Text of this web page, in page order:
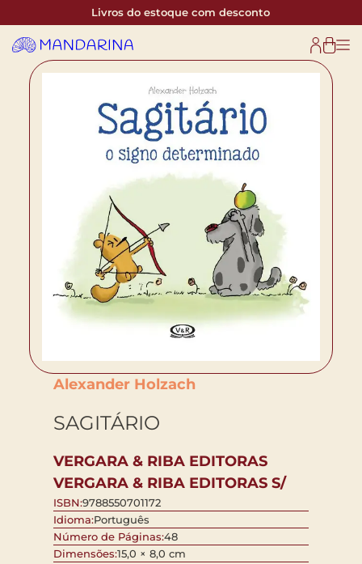
Livros do estoque com desconto
Alexander Holzach
SAGITÁRIO
VERGARA & RIBA EDITORAS
VERGARA & RIBA EDITORAS S/
ISBN:9788550701172
Idioma:Português
Número de Páginas:48
Dimensões:15,0 × 8,0 cm